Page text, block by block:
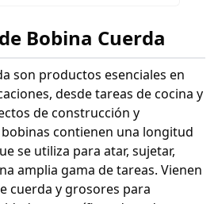
Bobina Cuerda
son productos esenciales en
desde tareas de cocina y
de construcción y
contienen una longitud
se utiliza para atar, sujetar,
amplia gama de tareas. Vienen
cuerda y grosores para